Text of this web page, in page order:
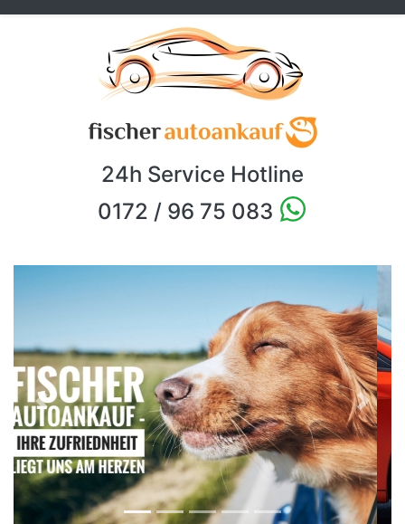
24h Service Hotline
0172 / 96 75 083
Previous Next